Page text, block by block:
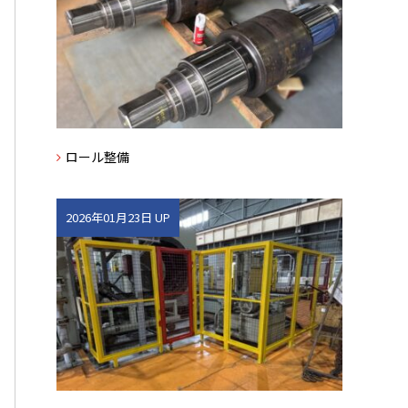
ロール整備
2026年01月23日 UP